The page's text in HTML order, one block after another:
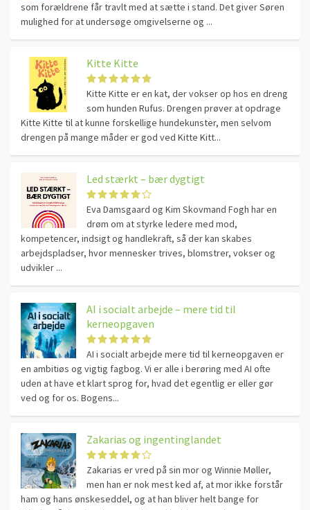
som forældrene får travlt med at sætte i stand. Det giver Søren
mulighed for at undersøge omgivelserne og ...
Kitte Kitte
Kitte Kitte er en kat, der vokser op hos en dreng
som hunden Rufus. Drengen prøver at opdrage
Kitte Kitte til at kunne forskellige hundekunster, men selvom
drengen på mange måder er god ved Kitte Kitt...
Led stærkt – bær dygtigt
Eva Damsgaard og Kim Skovmand Fogh har en
drøm om at styrke ledere med mod,
kompetencer, indsigt og handlekraft, så der kan skabes
arbejdspladser, hvor mennesker trives, blomstrer, vokser og
udvikler ...
AI i socialt arbejde – mere tid til
kerneopgaven
AI i socialt arbejde mere tid til kerneopgaven er
en ambitiøs og vigtig fagbog. Vi er alle i berøring med AI ofte
uden at have et klart sprog for, hvad det egentlig er eller gør
ved og for os. Bogens...
Zakarias og ingentinglandet
Zakarias er vred på sin mor og Winnie Møller,
men han er nok mest ked af, at mor ikke forstår
ham og hans ønskeseddel, og at han bliver helt bange for